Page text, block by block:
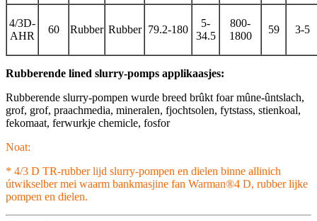
4/3D-
AHR
60 Rubber Rubber 79.2-180
5-
34.5
800-
1800
59 3-5
Rubberende lined slurry-pomps applikaasjes:
Rubberende slurry-pompen wurde breed brûkt foar mûne-ûntslach,
grof, grof, praachmedia, mineralen, fjochtsolen, fytstass, stienkoal,
fekomaat, ferwurkje chemicle, fosfor
Noat:
* 4/3 D TR-rubber lijd slurry-pompen en dielen binne allinich
útwikselber mei waarm bankmasjine fan Warman®4 D, rubber lijke
pompen en dielen.